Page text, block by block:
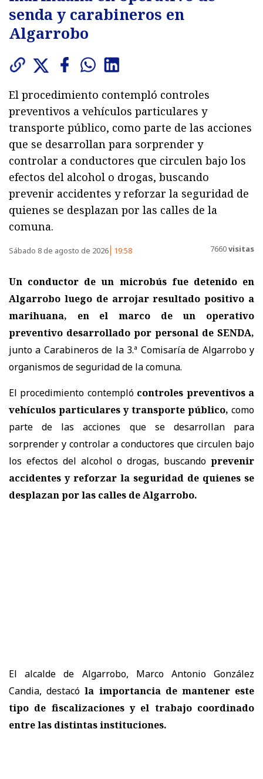
senda y carabineros en
Algarrobo
El procedimiento contempló controles
preventivos a vehículos particulares y
transporte público, como parte de las acciones
que se desarrollan para sorprender y
controlar a conductores que circulen bajo los
efectos del alcohol o drogas, buscando
prevenir accidentes y reforzar la seguridad de
quienes se desplazan por las calles de la
comuna.
Sábado 8 de agosto de 2026 19:58 7660visitas
Un conductor de un microbús fue detenido en
Algarrobo luego de arrojar resultado positivo a
marihuana, en el marco de un operativo
preventivo desarrollado por personal de SENDA,
junto a Carabineros de la 3.ª Comisaría de Algarrobo y
organismos de seguridad de la comuna.
El procedimiento contempló controles preventivos a
vehículos particulares y transporte público, como
parte de las acciones que se desarrollan para
sorprender y controlar a conductores que circulen bajo
los efectos del alcohol o drogas, buscando prevenir
accidentes y reforzar la seguridad de quienes se
desplazan por las calles de Algarrobo.
El alcalde de Algarrobo, Marco Antonio González
Candia, destacó la importancia de mantener este
tipo de fiscalizaciones y el trabajo coordinado
entre las distintas instituciones.